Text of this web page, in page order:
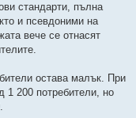
стандарти, пълна
и псевдоними на
вече се отнасят
остава малък. При
1 200 потребители, но